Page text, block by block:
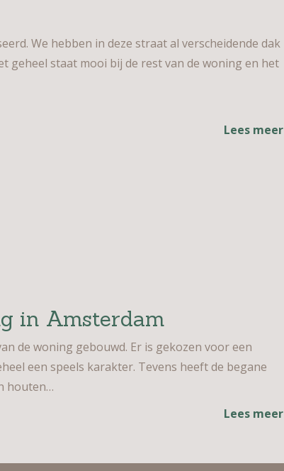
We hebben in deze straat al verscheidende dak
geheel staat mooi bij de rest van de woning en het
Lees meer
in Amsterdam
de woning gebouwd. Er is gekozen voor een
een speels karakter. Tevens heeft de begane
houten…
Lees meer